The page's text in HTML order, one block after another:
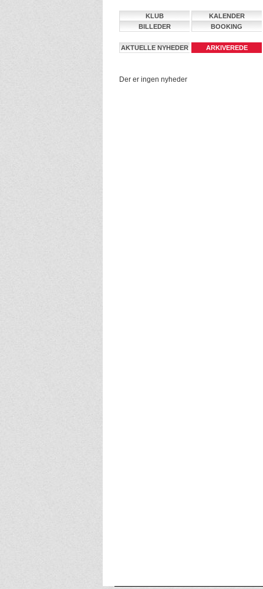
KLUB
KALENDER
BILLEDER
BOOKING
AKTUELLE NYHEDER
ARKIVEREDE
Der er ingen nyheder